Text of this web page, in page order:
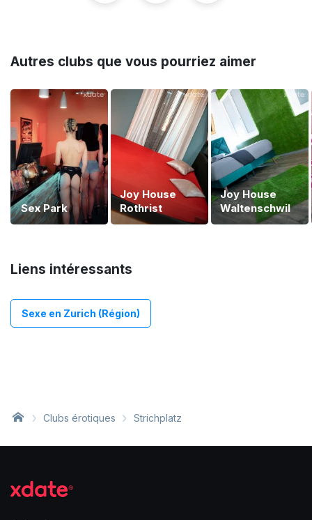
Autres clubs que vous pourriez aimer
Sex Park
Joy House
Rothrist
Joy House
Waltenschwil
Liens intéressants
Sexe en Zurich (Région)
Clubs érotiques Strichplatz